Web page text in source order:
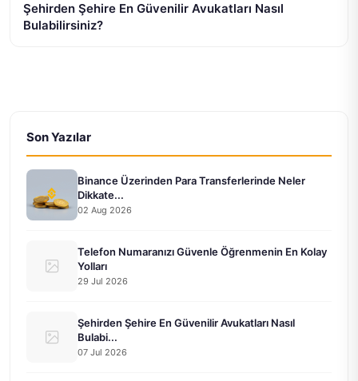
Şehirden Şehire En Güvenilir Avukatları Nasıl
Bulabilirsiniz?
Son Yazılar
Binance Üzerinden Para Transferlerinde Neler
Dikkate...
02 Aug 2026
Telefon Numaranızı Güvenle Öğrenmenin En Kolay
Yolları
29 Jul 2026
Şehirden Şehire En Güvenilir Avukatları Nasıl
Bulabi...
07 Jul 2026